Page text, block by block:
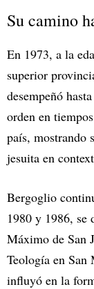
Su camino
En 1973, a la
superior
desempeñó
orden en
país, mostrando
jesuita en
Bergoglio
1980 y 1986, se
Máximo de San
Teología en San
influyó en la